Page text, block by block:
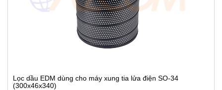
Lọc dầu EDM dùng cho máy xung tia lửa điện SO-34
(300x46x340)